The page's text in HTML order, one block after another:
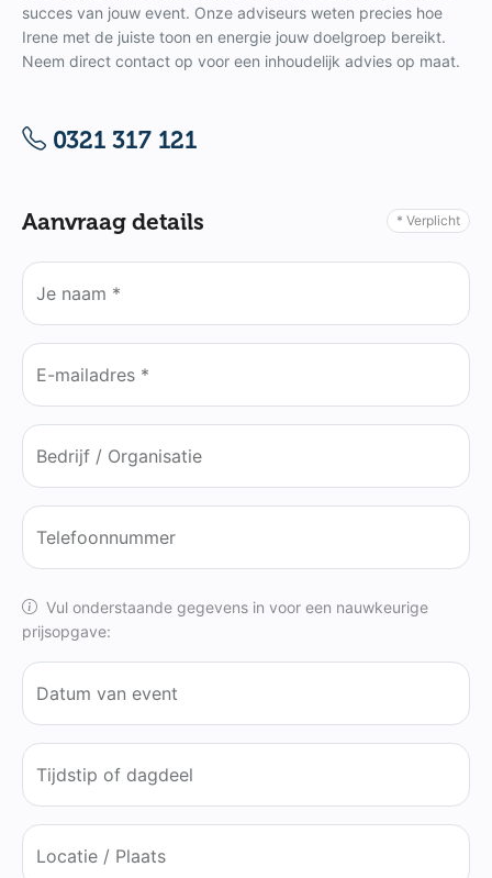
succes van jouw event. Onze adviseurs weten precies hoe
Irene met de juiste toon en energie jouw doelgroep bereikt.
Neem direct contact op voor een inhoudelijk advies op maat.
0321 317 121
Aanvraag details * Verplicht
Je naam *
E-mailadres *
Bedrijf / Organisatie
Telefoonnummer
Vul onderstaande gegevens in voor een nauwkeurige
prijsopgave:
Datum van event
Tijdstip of dagdeel
Locatie / Plaats